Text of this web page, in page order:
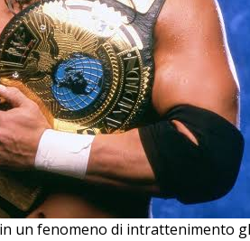
un fenomeno di intrattenimento